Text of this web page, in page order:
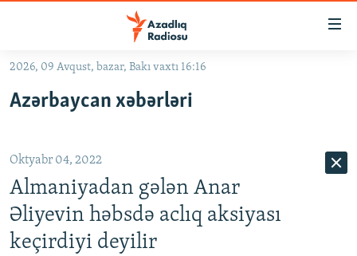
Əsas
qayıt
qayıt
Axtarışa
keç
#ƏSLINDƏ
FƏRQƏ BAX
QANUNI DOĞRU
2026, 09 Avqust, bazar, Bakı vaxtı 16:16
Azərbaycan xəbərləri
Oktyabr 04, 2022
Almaniyadan gələn Anar
Əliyevin həbsdə aclıq aksiyası
keçirdiyi deyilir